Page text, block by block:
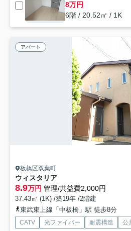
8万円
6階 / 20.52㎡ / 1K
アパート
板橋区双葉町
ウィスタリア
8.9万円 管理/共益費2,000円
37.43㎡ (1K) /築19年 /2階建
東武東上線「中板橋」駅 徒歩8分
CATV 光ファイバー 耐震構造 公